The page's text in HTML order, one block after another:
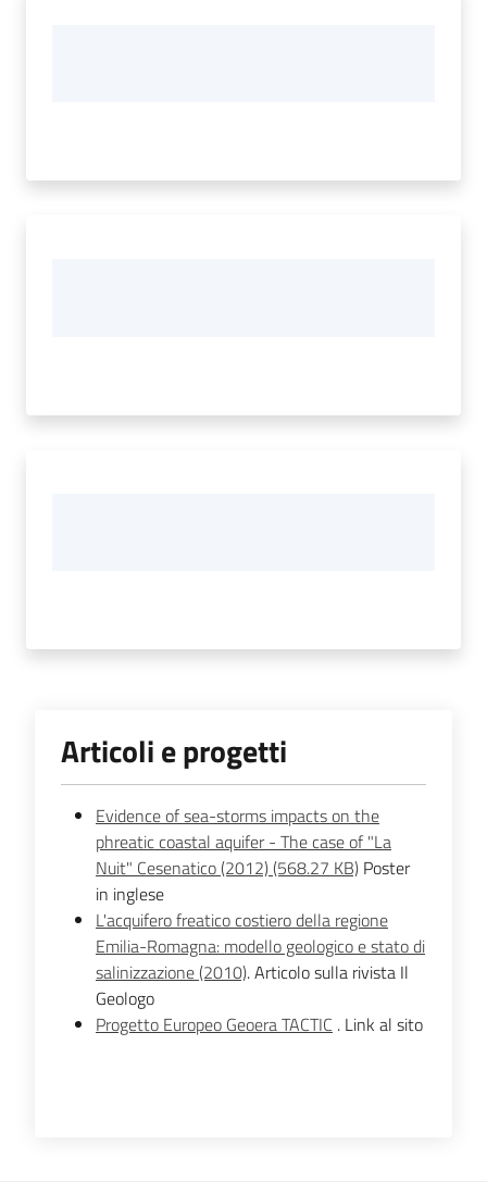
Articoli e progetti
Evidence of sea-storms impacts on the
phreatic coastal aquifer - The case of "La
Nuit" Cesenatico (2012) (568.27 KB) Poster
in inglese
L'acquifero freatico costiero della regione
Emilia-Romagna: modello geologico e stato di
salinizzazione (2010). Articolo sulla rivista Il
Geologo
Progetto Europeo Geoera TACTIC . Link al sito